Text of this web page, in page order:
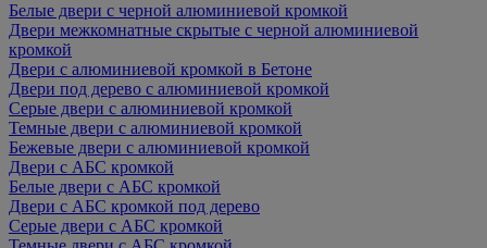
Белые двери с черной алюминиевой кромкой
Двери межкомнатные скрытые с черной алюминиевой
кромкой
Двери с алюминиевой кромкой в Бетоне
Двери под дерево с алюминиевой кромкой
Серые двери с алюминиевой кромкой
Темные двери с алюминиевой кромкой
Бежевые двери с алюминиевой кромкой
Двери с АБС кромкой
Белые двери с АБС кромкой
Двери с АБС кромкой под дерево
Серые двери с АБС кромкой